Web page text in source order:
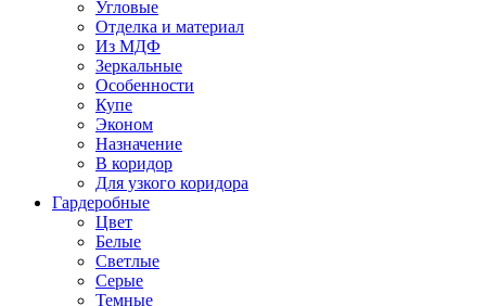
Угловые
Отделка и материал
Из МДФ
Зеркальные
Особенности
Купе
Эконом
Назначение
В коридор
Для узкого коридора
Гардеробные
Цвет
Белые
Светлые
Серые
Темные